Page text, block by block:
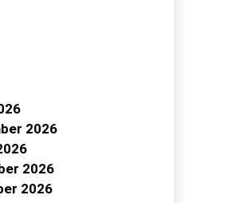
2026
2026
2026